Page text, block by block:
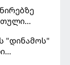
"დინამოს"